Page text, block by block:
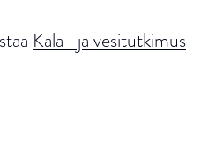
Kala- ja vesitutkimus